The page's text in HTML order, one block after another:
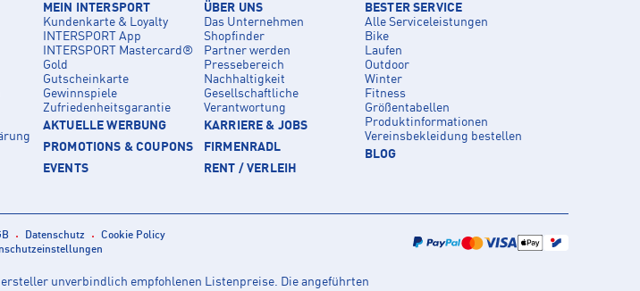
MEIN INTERSPORT
Kundenkarte & Loyalty
INTERSPORT App
INTERSPORT Mastercard®
Gold
Gutscheinkarte
Gewinnspiele
Zufriedenheitsgarantie
AKTUELLE WERBUNG
PROMOTIONS & COUPONS
EVENTS
ÜBER UNS
Das Unternehmen
Shopfinder
Partner werden
Pressebereich
Nachhaltigkeit
Gesellschaftliche
Verantwortung
KARRIERE & JOBS
FIRMENRADL
RENT / VERLEIH
BESTER SERVICE
Alle Serviceleistungen
Bike
Laufen
Outdoor
Winter
Fitness
Größentabellen
Produktinformationen
Vereinsbekleidung bestellen
BLOG
Datenschutz
Cookie Policy
unverbindlich empfohlenen Listenpreise. Die angeführten